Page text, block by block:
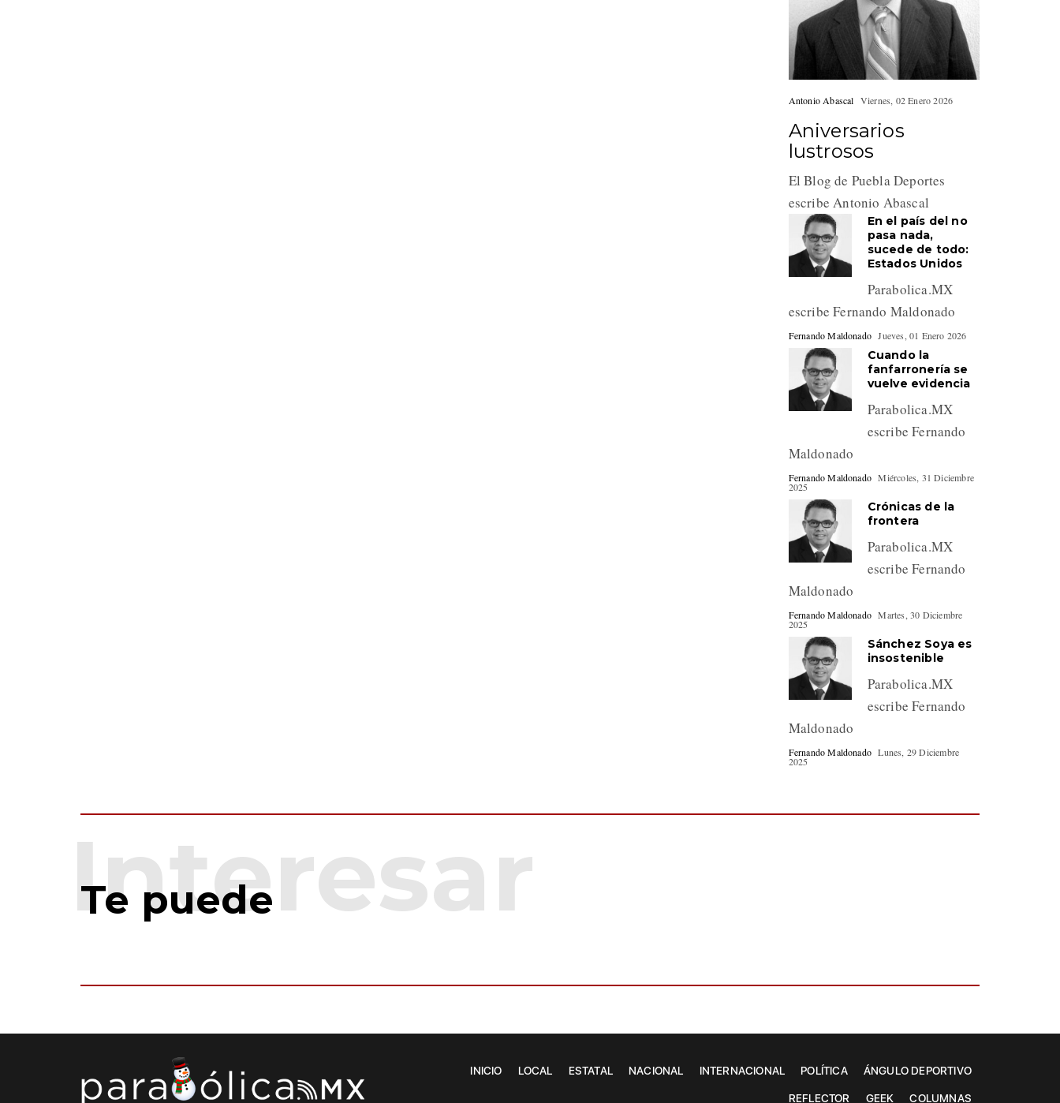
Antonio Abascal Viernes, 02 Enero 2026
Aniversarios
lustrosos
El Blog de Puebla Deportes
escribe Antonio Abascal
En el país del no
pasa nada,
sucede de todo:
Estados Unidos
Parabolica.MX
escribe Fernando Maldonado
Fernando Maldonado Jueves, 01 Enero 2026
Cuando la
fanfarronería se
vuelve evidencia
Parabolica.MX
escribe Fernando
Maldonado
Fernando Maldonado Miércoles, 31 Diciembre
2025
Crónicas de la
frontera
Parabolica.MX
escribe Fernando
Maldonado
Fernando Maldonado Martes, 30 Diciembre
2025
Sánchez Soya es
insostenible
Parabolica.MX
escribe Fernando
Maldonado
Fernando Maldonado Lunes, 29 Diciembre
2025
Te puede
INICIO LOCAL ESTATAL NACIONAL INTERNACIONAL POLÍTICA ÁNGULO DEPORTIVO
REFLECTOR GEEK COLUMNAS